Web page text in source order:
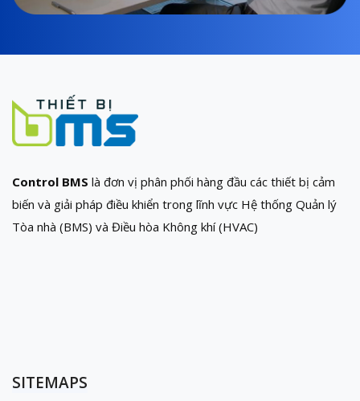
Control BMS là đơn vị phân phối hàng đầu các thiết bị cảm
biến và giải pháp điều khiển trong lĩnh vực Hệ thống Quản lý
Tòa nhà (BMS) và Điều hòa Không khí (HVAC)
SITEMAPS